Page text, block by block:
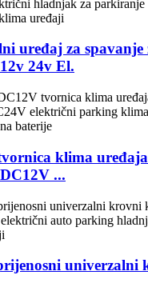
uređaj za spavanje
24v El.
klima
...
univerzalni